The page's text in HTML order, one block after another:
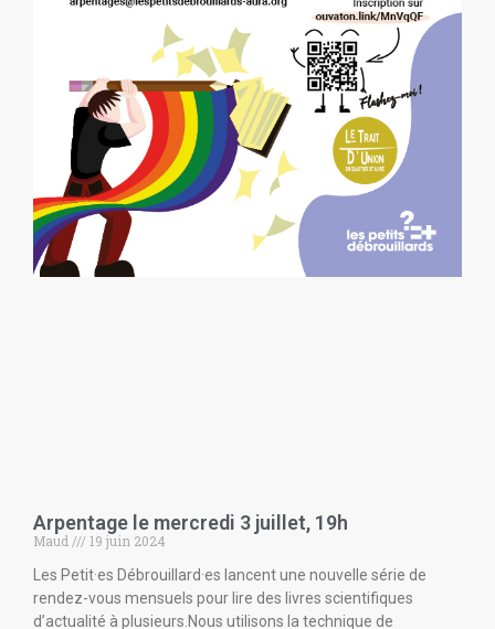
Arpentage le mercredi 3 juillet, 19h
Maud
19 juin 2024
Les Petit·es Débrouillard·es lancent une nouvelle série de
rendez-vous mensuels pour lire des livres scientifiques
d’actualité à plusieurs.Nous utilisons la technique de